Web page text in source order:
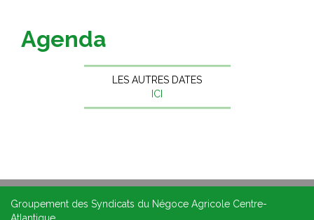
Agenda
LES AUTRES DATES
ICI
Groupement des Syndicats du Négoce Agricole Centre-